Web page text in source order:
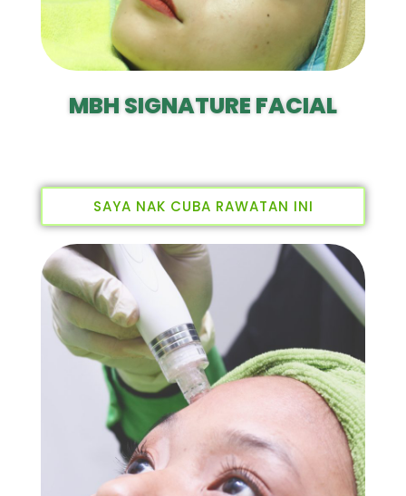
MBH SIGNATURE FACIAL
SAYA NAK CUBA RAWATAN INI